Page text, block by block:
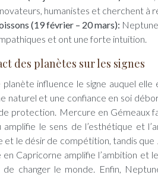
humanistes et cherchent à
(19 février – 20 mars):
et ont une forte intuition.
des planètes sur les signes
planète influence le signe auquel
naturel et une confiance en soi
protection. Mercure en Gémeaux
amplifie le sens de l’esthétique et
et le désir de compétition, tandis
en Capricorne amplifie l’ambition et
de changer le monde. Enfin,